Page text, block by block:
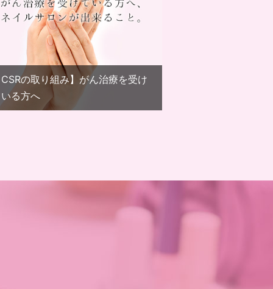
の取り組み】がん治療を受け
る方へ